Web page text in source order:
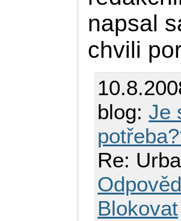
napsal
chvili
blog:Je
Re:
Blokovat